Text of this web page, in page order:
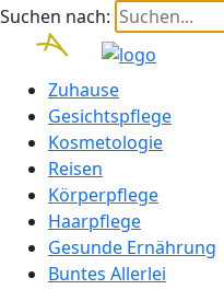
Suchen nach:
Zuhause
Gesichtspflege
Kosmetologie
Reisen
Körperpflege
Haarpflege
Gesunde Ernährung
Buntes Allerlei